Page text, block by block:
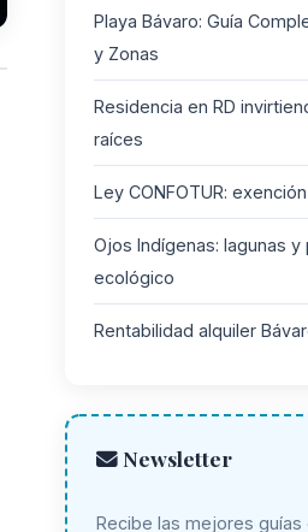
Playa Bávaro: Guía
y Zonas
Residencia en RD
raíces
Ley CONFOTUR:
Ojos Indígenas: lagunas y
ecológico
Rentabilidad alquiler
Newsletter
Recibe las mejores guías